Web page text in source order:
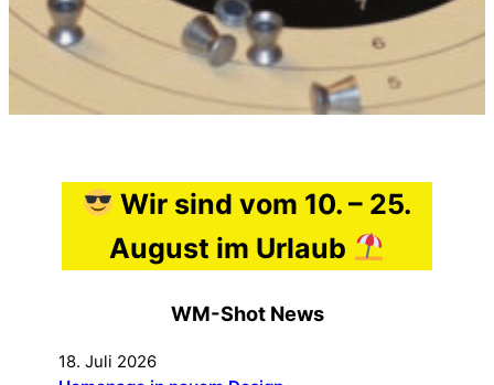
Wir sind vom 10. – 25.
August im Urlaub
WM-Shot News
18. Juli 2026